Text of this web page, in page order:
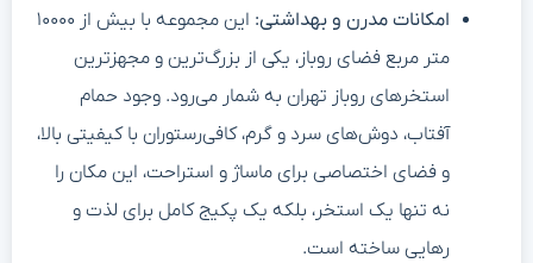
امکانات مدرن و بهداشتی:
این مجموعه با بیش از ۱۰۰۰۰
متر مربع فضای روباز، یکی از بزرگ‌ترین و مجهزترین
استخرهای روباز تهران به شمار می‌رود. وجود حمام
آفتاب، دوش‌های سرد و گرم، کافی‌رستوران با کیفیتی بالا،
و فضای اختصاصی برای ماساژ و استراحت، این مکان را
نه تنها یک استخر، بلکه یک پکیج کامل برای لذت و
رهایی ساخته است.